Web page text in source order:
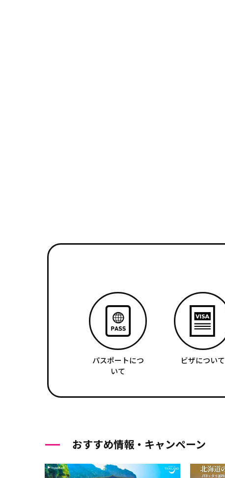
パスポートにつ
いて
ビザについて
おすすめ情報・キャンペーン